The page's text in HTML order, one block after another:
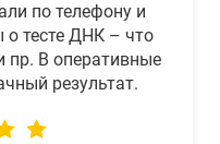
по телефону и
о тесте ДНК – что
пр. В оперативные
результат.